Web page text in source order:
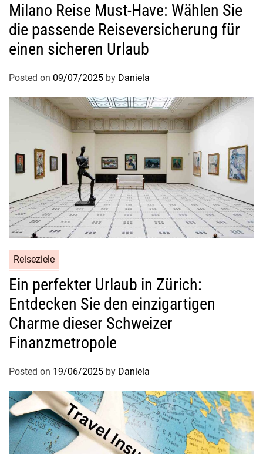
Milano Reise Must-Have: Wählen Sie
die passende Reiseversicherung für
einen sicheren Urlaub
Posted on 09/07/2025 by Daniela
Reiseziele
Ein perfekter Urlaub in Zürich:
Entdecken Sie den einzigartigen
Charme dieser Schweizer
Finanzmetropole
Posted on 19/06/2025 by Daniela